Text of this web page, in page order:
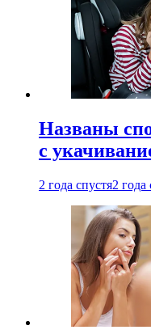
Названы
с
2 года спустя2 года